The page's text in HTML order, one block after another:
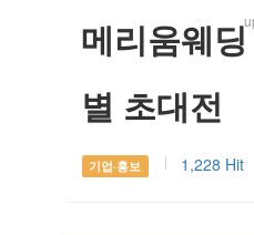
메리움웨
별 초대전
기업·홍보 1,228 Hit